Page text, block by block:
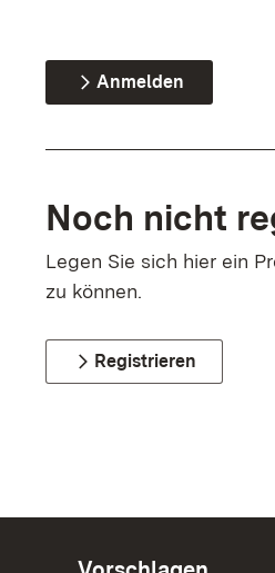
Anmelden
Noch nicht
Legen Sie sich hier ein
zu können.
Registrieren